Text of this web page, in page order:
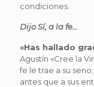
condiciones.
Dijo Sí, a la fe…
«Has hallado
Agustín «Cree la
fe le trae a su
antes que a sus